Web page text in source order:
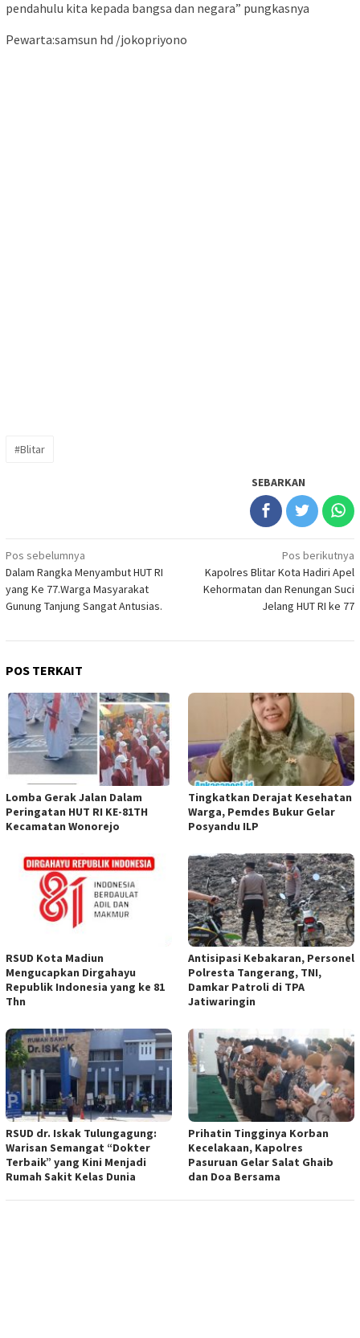
pendahulu kita kepada bangsa dan negara” pungkasnya
Pewarta:samsun hd /jokopriyono
#Blitar
SEBARKAN
Navigasi
pos
Pos sebelumnya
Dalam Rangka Menyambut HUT RI
yang Ke 77.Warga Masyarakat
Gunung Tanjung Sangat Antusias.
Pos berikutnya
Kapolres Blitar Kota Hadiri Apel
Kehormatan dan Renungan Suci
Jelang HUT RI ke 77
POS TERKAIT
Lomba Gerak Jalan Dalam
Peringatan HUT RI KE-81TH
Kecamatan Wonorejo
Tingkatkan Derajat Kesehatan
Warga, Pemdes Bukur Gelar
Posyandu ILP
RSUD Kota Madiun
Mengucapkan Dirgahayu
Republik Indonesia yang ke 81
Thn
Antisipasi Kebakaran, Personel
Polresta Tangerang, TNI,
Damkar Patroli di TPA
Jatiwaringin
RSUD dr. Iskak Tulungagung:
Warisan Semangat “Dokter
Terbaik” yang Kini Menjadi
Rumah Sakit Kelas Dunia
Prihatin Tingginya Korban
Kecelakaan, Kapolres
Pasuruan Gelar Salat Ghaib
dan Doa Bersama